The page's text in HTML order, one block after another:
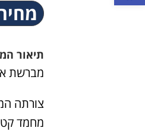
תיאור
מברשת
צורתה
מחמד